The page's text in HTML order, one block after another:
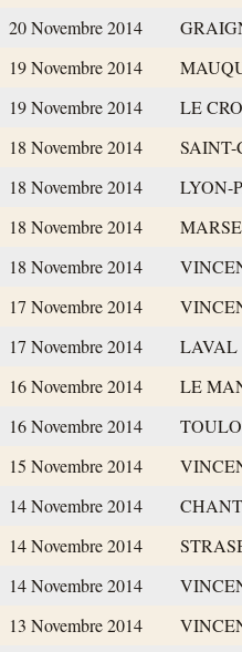
20 Novembre 2014
19 Novembre 2014
19 Novembre 2014
LE
18 Novembre 2014
18 Novembre 2014
LYON-
18 Novembre 2014
18 Novembre 2014
17 Novembre 2014
17 Novembre 2014
LAVAL
16 Novembre 2014
LE
16 Novembre 2014
15 Novembre 2014
14 Novembre 2014
14 Novembre 2014
14 Novembre 2014
13 Novembre 2014